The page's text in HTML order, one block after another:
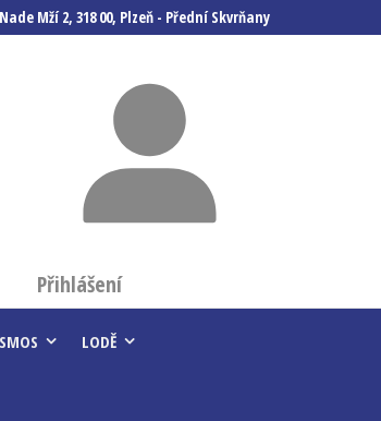
Mží 2, 318 00, Plzeň - Přední Skvrňany
Přihlášení
LODĚ